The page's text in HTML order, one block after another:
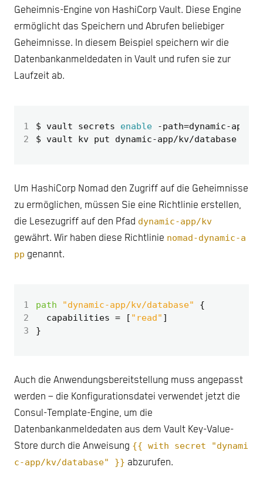
Geheimnis-Engine von HashiCorp Vault. Diese Engine
ermöglicht das Speichern und Abrufen beliebiger
Geheimnisse. In diesem Beispiel speichern wir die
Datenbankanmeldedaten in Vault und rufen sie zur
Laufzeit ab.
1 $ vault secrets enable -path=
2
$ vault kv put dynamic-app/kv/database
Um HashiCorp Nomad den Zugriff auf die Geheimnisse
zu ermöglichen, müssen Sie eine Richtlinie erstellen,
die Lesezugriff auf den Pfad dynamic-app/kv
gewährt. Wir haben diese Richtlinie nomad-dynamic-a
pp genannt.
1 path "dynamic-app/kv/database"
2
  capabilities
= [ "read" ]
3
Auch die Anwendungsbereitstellung muss angepasst
werden – die Konfigurationsdatei verwendet jetzt die
Consul-Template-Engine, um die
Datenbankanmeldedaten aus dem Vault Key-Value-
Store durch die Anweisung {{ with secret "dynami
c-app/kv/database" }} abzurufen.